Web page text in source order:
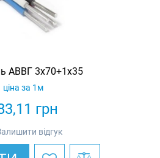
АВВГ 3х70+1х35
грн
ціна за 1м
відгук